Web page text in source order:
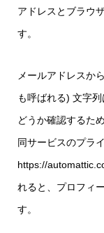
アドレスとブラウ
す。
メールアドレスか
も呼ばれる) 文字
どうか確認するた
同サービスのプラ
https://
れると、プロフィ
す。